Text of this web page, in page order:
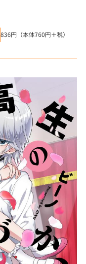
836円（本体760円＋税）